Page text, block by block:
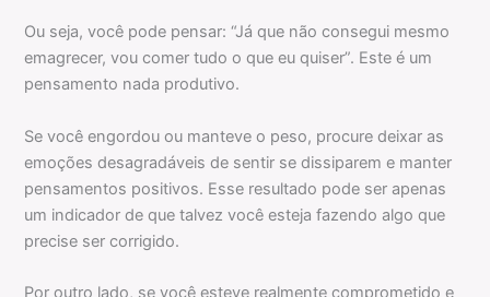
Ou seja, você pode pensar: “Já que não consegui mesmo
emagrecer, vou comer tudo o que eu quiser”. Este é um
pensamento nada produtivo.
Se você engordou ou manteve o peso, procure deixar as
emoções desagradáveis de sentir se dissiparem e manter
pensamentos positivos. Esse resultado pode ser apenas
um indicador de que talvez você esteja fazendo algo que
precise ser corrigido.
Por outro lado, se você esteve realmente comprometido e